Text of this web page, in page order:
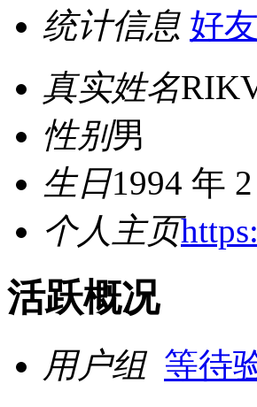
统计信息 好
真实姓名
性别男
生日1994 年
个人主页
活跃概况
用户组 等待